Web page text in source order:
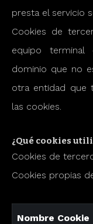
presta el servicio
Cookies de
equipo
dominio que no
otra entidad que
las cookies.
¿Qué cookies
Cookies de
Cookies propias
Nombre Cookie